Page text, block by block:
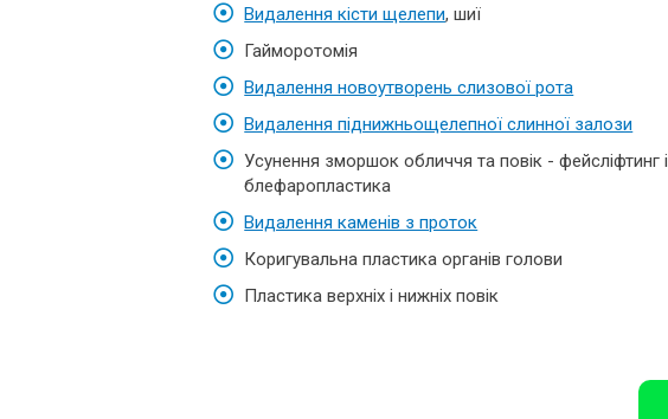
Видалення кісти щелепи, шиї
Гайморотомія
Видалення новоутворень слизової рота
Видалення піднижньощелепної слинної залози
Усунення зморшок обличчя та повік - фейсліфтинг і
блефаропластика
Видалення каменів з проток
Коригувальна пластика органів голови
Пластика верхніх і нижніх повік